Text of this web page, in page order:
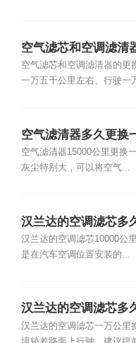
空气滤芯和空调滤清
空气滤芯和空调滤清器的更
一万五千公里左右、行驶一
空气滤清器多久更换
空气滤清器15000公里更换
灰尘特别大，可以将空气...
汉兰达的空调滤芯多
汉兰达的空调滤芯10000公
是在汽车空调位置安装的...
汉兰达的空调滤芯多
汉兰达的空调滤芯一万公里